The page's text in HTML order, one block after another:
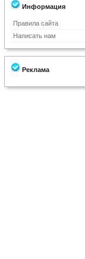
Информация
Правила сайта
Написать нам
Реклама